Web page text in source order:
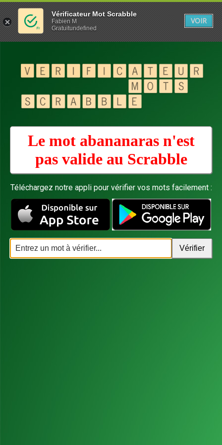
Le mot abananaras n'est
pas valide au Scrabble
Téléchargez notre appli pour vérifier vos mots facilement :
Vérificateur Mot Scrabble
Fabien M
Gratuitundefined
VOIR